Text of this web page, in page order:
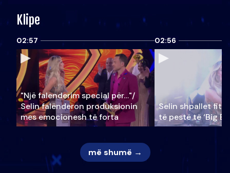
Klipe
02:57
"Një falenderim special për…"/
Selin falënderon produksionin
mes emocionesh të forta
02:56
Selin shpallet
të pestë të ‘Big
më shumë →